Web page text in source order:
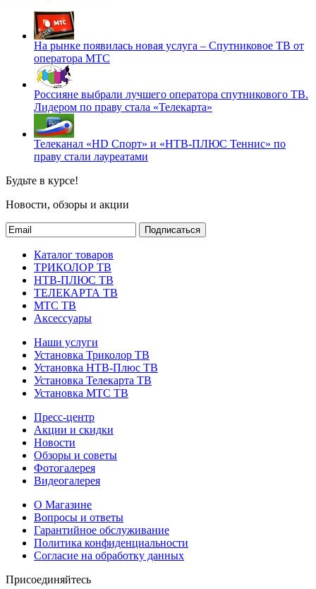
На рынке появилась новая услуга – Спутниковое ТВ от
оператора МТС
Россияне выбрали лучшего оператора спутникового ТВ.
Лидером по праву стала «Телекарта»
Телеканал «HD Спорт» и «НТВ-ПЛЮС Теннис» по
праву стали лауреатами
Будьте в курсе!
Новости, обзоры и акции
Подписаться
Каталог товаров
ТРИКОЛОР ТВ
НТВ-ПЛЮС ТВ
ТЕЛЕКАРТА ТВ
МТС ТВ
Аксессуары
Наши услуги
Установка Триколор ТВ
Установка НТВ-Плюс ТВ
Установка Телекарта ТВ
Установка МТС ТВ
Пресс-центр
Акции и скидки
Новости
Обзоры и советы
Фотогалерея
Видеогалерея
О Магазине
Вопросы и ответы
Гарантийное обслуживание
Политика конфиденциальности
Согласие на обработку данных
Присоединяйтесь